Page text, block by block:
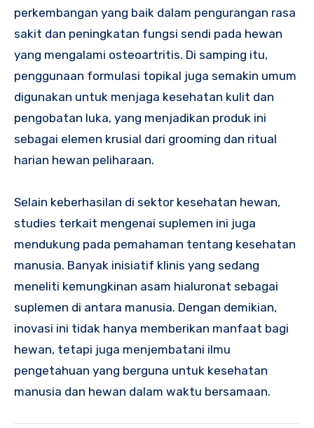
perkembangan yang baik dalam pengurangan rasa
sakit dan peningkatan fungsi sendi pada hewan
yang mengalami osteoartritis. Di samping itu,
penggunaan formulasi topikal juga semakin umum
digunakan untuk menjaga kesehatan kulit dan
pengobatan luka, yang menjadikan produk ini
sebagai elemen krusial dari grooming dan ritual
harian hewan peliharaan.
Selain keberhasilan di sektor kesehatan hewan,
studies terkait mengenai suplemen ini juga
mendukung pada pemahaman tentang kesehatan
manusia. Banyak inisiatif klinis yang sedang
meneliti kemungkinan asam hialuronat sebagai
suplemen di antara manusia. Dengan demikian,
inovasi ini tidak hanya memberikan manfaat bagi
hewan, tetapi juga menjembatani ilmu
pengetahuan yang berguna untuk kesehatan
manusia dan hewan dalam waktu bersamaan.